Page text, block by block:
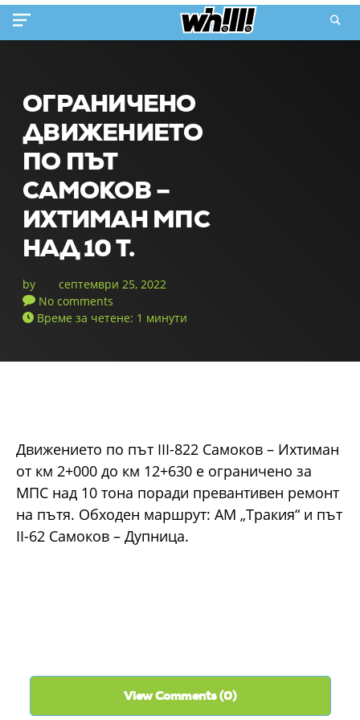
ОГРАНИЧЕНО
ДВИЖЕНИЕТО
ПО ПЪТ
САМОКОВ –
ИХТИМАН МПС
НАД 10 Т.
by
септември 25, 2022
No comments
Време за четене: 1 минути
Движението по път III-822 Самоков – Ихтиман
от км 2+000 до км 12+630 е ограничено за
МПС над 10 тона поради превантивен ремонт
на пътя. Обходен маршрут: АМ „Тракия“ и път
II-62 Самоков – Дупница.
View Comments (0)